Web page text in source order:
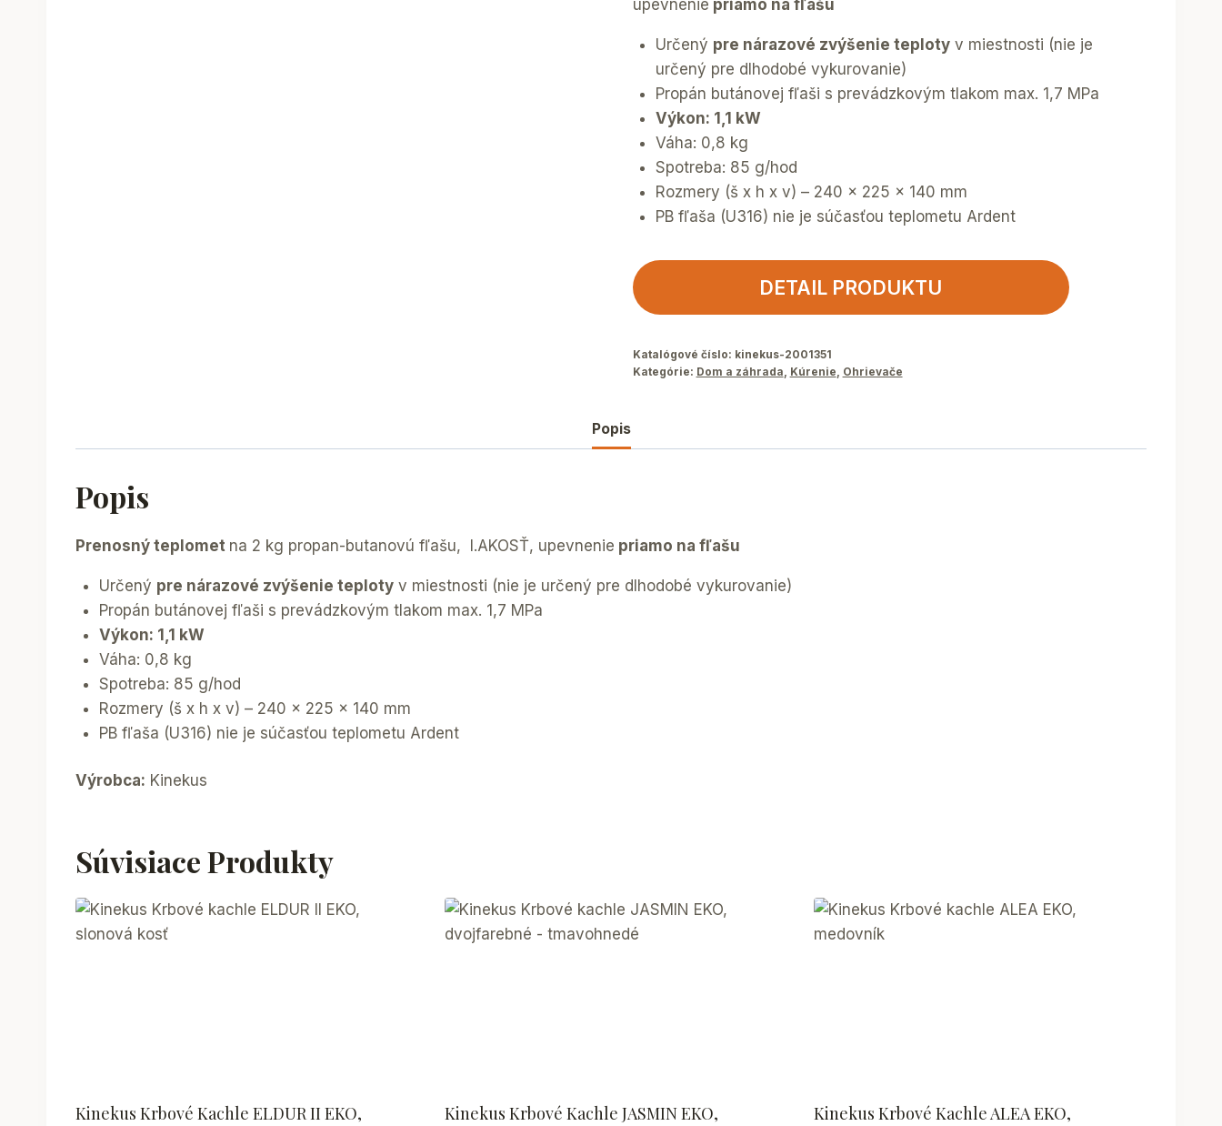
upevnenie priamo na fľašu
Určený pre nárazové zvýšenie teploty v miestnosti (nie je
určený pre dlhodobé vykurovanie)
Propán butánovej fľaši s prevádzkovým tlakom max. 1,7 MPa
Výkon: 1,1 kW
Váha: 0,8 kg
Spotreba: 85 g/hod
Rozmery (š x h x v) – 240 x 225 x 140 mm
PB fľaša (U316) nie je súčasťou teplometu Ardent
DETAIL PRODUKTU
Katalógové číslo: kinekus-2001351
Kategórie: Dom a záhrada, Kúrenie, Ohrievače
Popis
Popis
Prenosný teplomet na 2 kg propan-butanovú fľašu, I.AKOSŤ, upevnenie priamo na fľašu
Určený pre nárazové zvýšenie teplotyv miestnosti (nie je určený pre dlhodobé vykurovanie)
Propán butánovej fľaši s prevádzkovým tlakom max. 1,7 MPa
Výkon: 1,1 kW
Váha: 0,8 kg
Spotreba: 85 g/hod
Rozmery (š x h x v) – 240 x 225 x 140 mm
PB fľaša (U316) nie je súčasťou teplometu Ardent
Výrobca: Kinekus
Súvisiace Produkty
Kinekus Krbové Kachle ELDUR II EKO,
Kinekus Krbové Kachle JASMIN EKO,
Kinekus Krbové Kachle ALEA EKO,